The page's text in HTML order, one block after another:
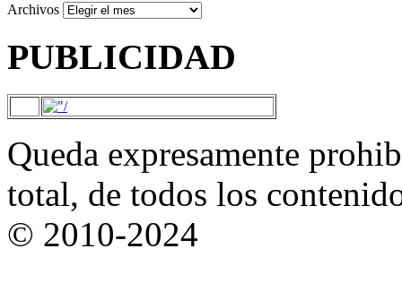
Archivos
PUBLICIDAD
Queda expresamente
total, de todos los
© 2010-2024